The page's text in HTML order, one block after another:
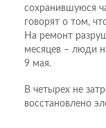
сохранившуюся
говорят о том,
На ремонт
месяцев – люди
9 мая.
В четырех не
восстановлено